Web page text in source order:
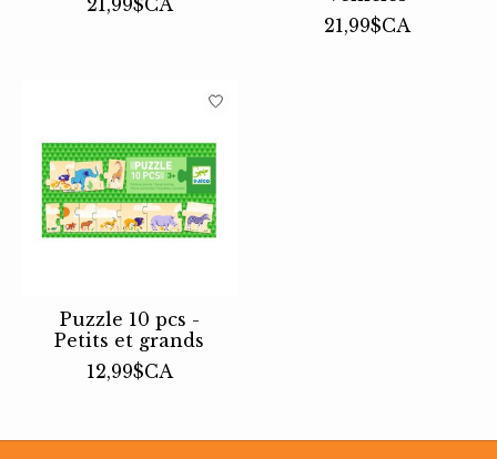
21,99$CA
Puzzle 10 pcs -
Petits et grands
12,99$CA